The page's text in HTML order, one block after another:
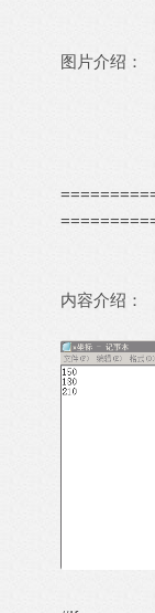
图片介绍：
内容介绍：